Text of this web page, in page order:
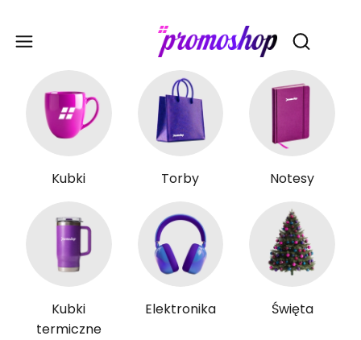
Otwórz
Kubki Torby Notesy
Kubki
termiczne
Elektronika Święta